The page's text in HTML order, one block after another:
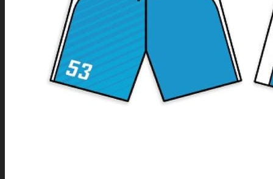
SOFTSHELLOVÉ A DALŠÍ BUNDY
SPORTOVNÍ KOMPRESNÍ PODKOLENKY
SPORTOVNÍ LEGÍNY
ČEPICE A KŠILTOVKY
TAŠKY A BATOHY
ROZHODČÍ